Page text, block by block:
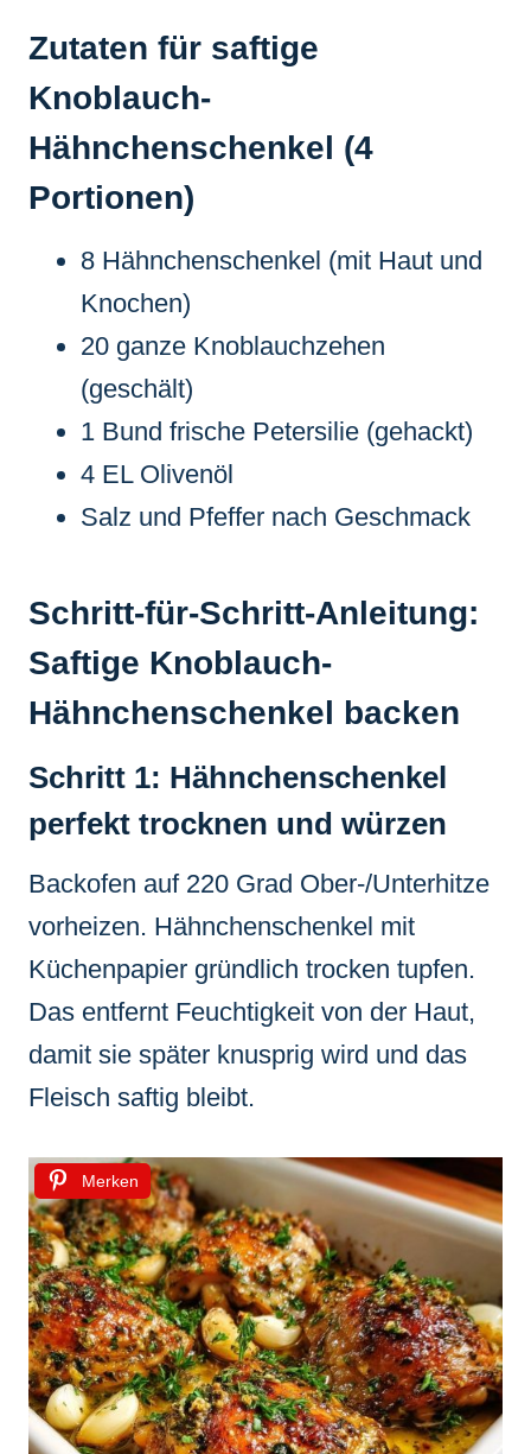
Zutaten für saftige
Knoblauch-
Hähnchenschenkel (4
Portionen)
8 Hähnchenschenkel (mit Haut und
Knochen)
20 ganze Knoblauchzehen
(geschält)
1 Bund frische Petersilie (gehackt)
4 EL Olivenöl
Salz und Pfeffer nach Geschmack
Schritt-für-Schritt-Anleitung:
Saftige Knoblauch-
Hähnchenschenkel backen
Schritt 1: Hähnchenschenkel
perfekt trocknen und würzen
Backofen auf 220 Grad Ober-/Unterhitze
vorheizen. Hähnchenschenkel mit
Küchenpapier gründlich trocken tupfen.
Das entfernt Feuchtigkeit von der Haut,
damit sie später knusprig wird und das
Fleisch saftig bleibt.
Merken